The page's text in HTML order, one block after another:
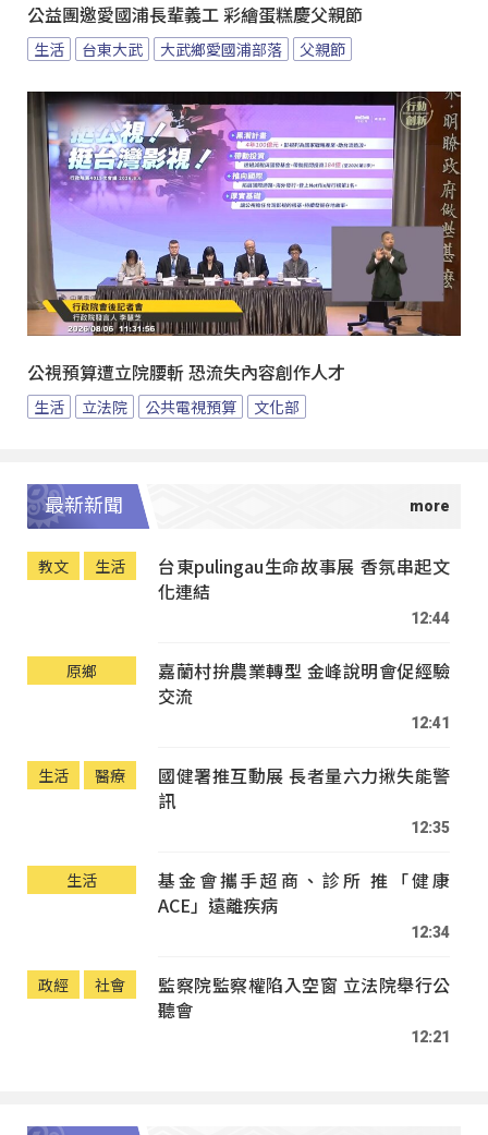
公益團邀愛國浦長輩義工 彩繪蛋糕慶父親節
生活 台東大武 大武鄉愛國浦部落 父親節
公視預算遭立院腰斬 恐流失內容創作人才
生活 立法院 公共電視預算 文化部
最新新聞
教文 生活
台東pulingau生命故事展 香氛串起文
化連結
12:44
原鄉
嘉蘭村拚農業轉型 金峰說明會促經驗
交流
12:41
生活 醫療
國健署推互動展 長者量六力揪失能警
訊
12:35
生活
基金會攜手超商、診所 推「健康
ACE」遠離疾病
12:34
政經 社會
監察院監察權陷入空窗 立法院舉行公
聽會
12:21